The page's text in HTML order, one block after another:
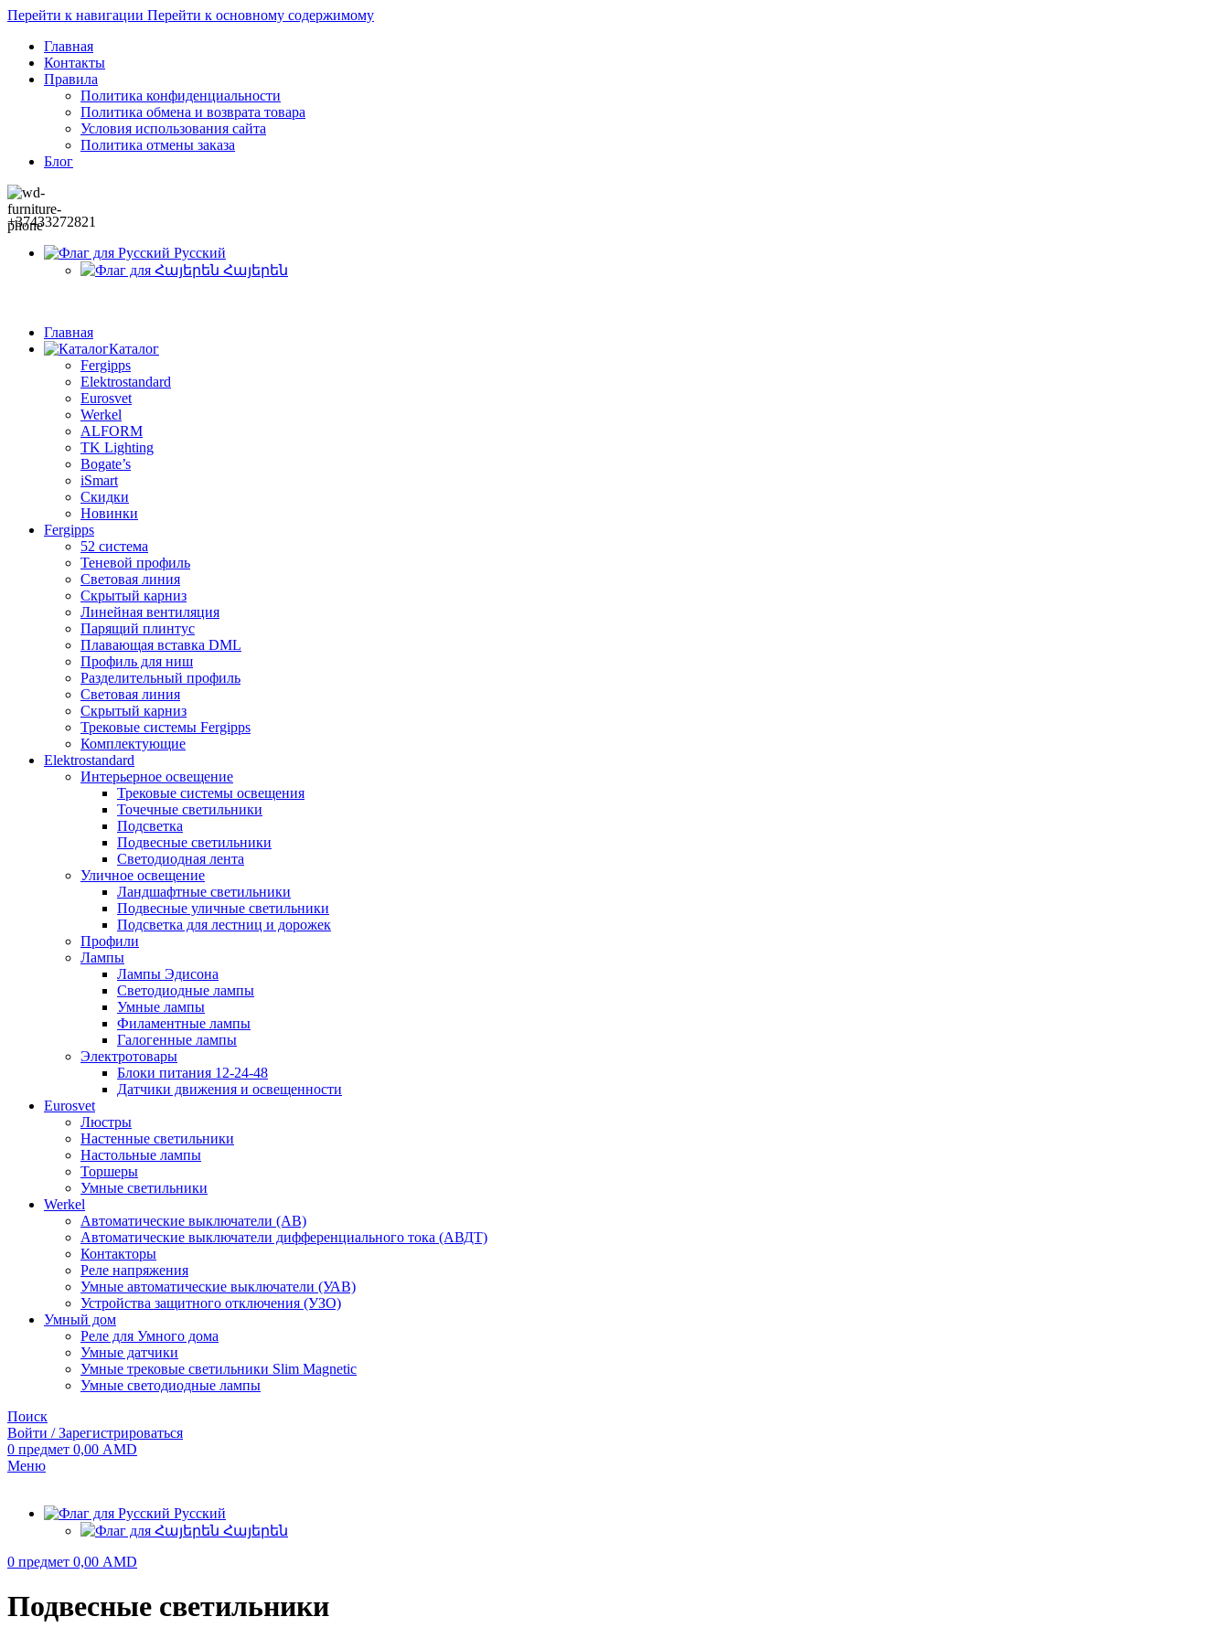
Перейти к навигации Перейти к основному содержимому
Главная
Контакты
Правила
Политика конфиденциальности
Политика обмена и возврата товара
Условия использования сайта
Политика отмены заказа
Блог
+37433272821
Русский
Հայերեն
Главная
Каталог
Fergipps
Elektrostandard
Eurosvet
Werkel
ALFORM
TK Lighting
Bogate’s
iSmart
Скидки
Новинки
Fergipps
52 система
Теневой профиль
Световая линия
Скрытый карниз
Линейная вентиляция
Парящий плинтус
Плавающая вставка DML
Профиль для ниш
Разделительный профиль
Световая линия
Скрытый карниз
Трековые системы Fergipps
Комплектующие
Elektrostandard
Интерьерное освещение
Трековые системы освещения
Точечные светильники
Подсветка
Подвесные светильники
Светодиодная лента
Уличное освещение
Ландшафтные светильники
Подвесные уличные светильники
Подсветка для лестниц и дорожек
Профили
Лампы
Лампы Эдисона
Светодиодные лампы
Умные лампы
Филаментные лампы
Галогенные лампы
Электротовары
Блоки питания 12-24-48
Датчики движения и освещенности
Eurosvet
Люстры
Настенные светильники
Настольные лампы
Торшеры
Умные светильники
Werkel
Автоматические выключатели (АВ)
Автоматические выключатели дифференциального тока (АВДТ)
Контакторы
Реле напряжения
Умные автоматические выключатели (УАВ)
Устройства защитного отключения (УЗО)
Умный дом
Реле для Умного дома
Умные датчики
Умные трековые светильники Slim Magnetic
Умные светодиодные лампы
Поиск
Войти / Зарегистрироваться
0 предмет 0,00 AMD
Меню
Русский
Հայերեն
0 предмет 0,00 AMD
Подвесные светильники